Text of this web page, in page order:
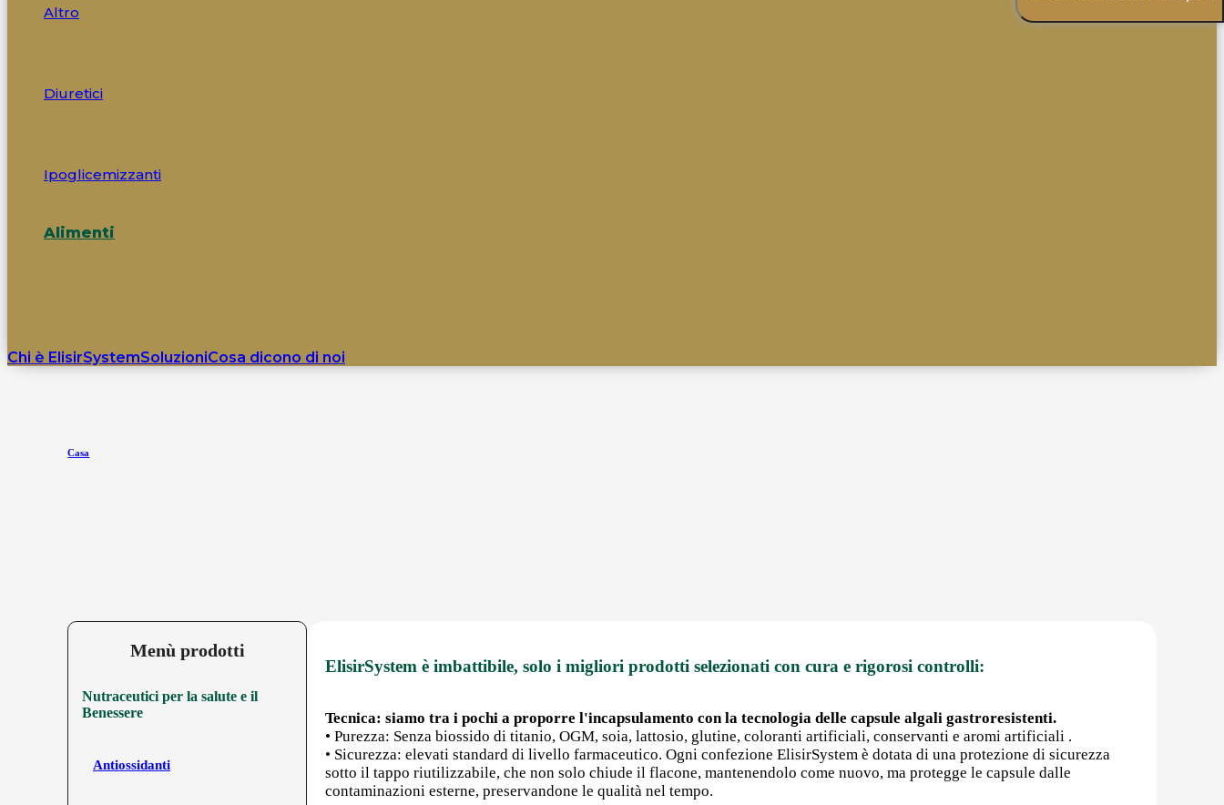
Altro
Diuretici
Ipoglicemizzanti
Alimenti
Chi è ElisirSystemSoluzioniCosa dicono di noi
Casa
Menù prodotti
Nutraceutici per la salute e il
Benessere
Antiossidanti
ElisirSystem è imbattibile, solo i migliori prodotti selezionati con cura e rigorosi controlli:
Tecnica: siamo tra i pochi a proporre l'incapsulamento con la tecnologia delle capsule algali gastroresistenti.
• Purezza: Senza biossido di titanio, OGM, soia, lattosio, glutine, coloranti artificiali, conservanti e aromi artificiali .
• Sicurezza: elevati standard di livello farmaceutico. Ogni confezione ElisirSystem è dotata di una protezione di sicurezza
sotto il tappo riutilizzabile, che non solo chiude il flacone, mantenendolo come nuovo, ma protegge le capsule dalle
contaminazioni esterne, preservandone le qualità nel tempo.